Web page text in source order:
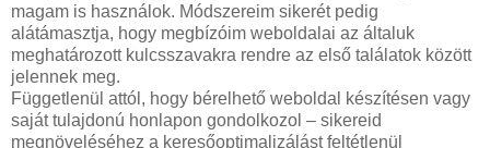
magam is használok. Módszereim sikerét pedig
alátámasztja, hogy megbízóim weboldalai az általuk
meghatározott kulcsszavakra rendre az első találatok között
jelennek meg.
Függetlenül attól, hogy bérelhető weboldal készítésen vagy
saját tulajdonú honlapon gondolkozol – sikereid
megnöveléséhez a keresőoptimalizálást feltétlenül